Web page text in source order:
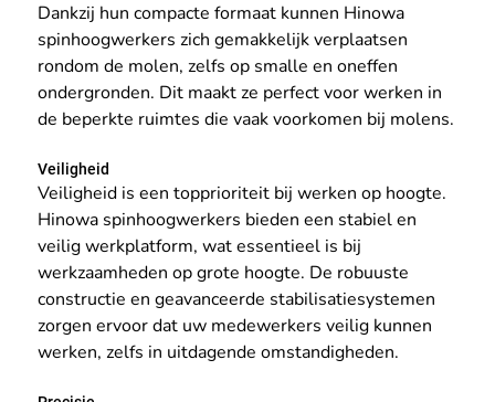
Dankzij hun compacte formaat kunnen Hinowa
spinhoogwerkers zich gemakkelijk verplaatsen
rondom de molen, zelfs op smalle en oneffen
ondergronden. Dit maakt ze perfect voor werken in
de beperkte ruimtes die vaak voorkomen bij molens.
Veiligheid
Veiligheid is een topprioriteit bij werken op hoogte.
Hinowa spinhoogwerkers bieden een stabiel en
veilig werkplatform, wat essentieel is bij
werkzaamheden op grote hoogte. De robuuste
constructie en geavanceerde stabilisatiesystemen
zorgen ervoor dat uw medewerkers veilig kunnen
werken, zelfs in uitdagende omstandigheden.